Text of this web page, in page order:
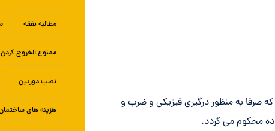
صرفا به منظور درگیری فیزیکی و ضرب و
محکوم می گردد.
مطالبه نفقه
ممنوع الخروج
نصب دوربین
هزینه های